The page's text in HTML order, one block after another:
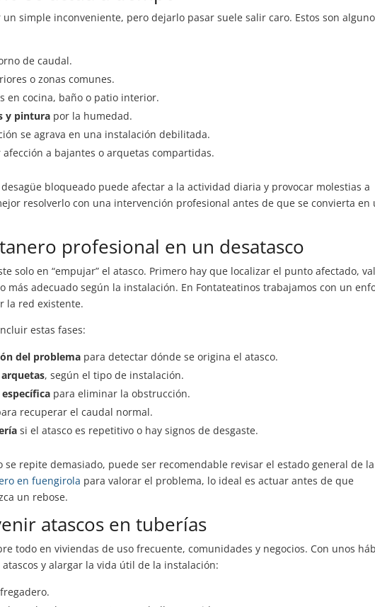
simple inconveniente, pero dejarlo pasar suele salir caro. Estos son
de caudal.
o zonas comunes.
en cocina, baño o patio interior.
y pintura por la humedad.
se agrava en una instalación debilitada.
afección a bajantes o arquetas compartidas.
bloqueado puede afectar a la actividad diaria y provocar molestias a
resolverlo con una intervención profesional antes de que se convierta en
profesional en un desatasco
solo en “empujar” el atasco. Primero hay que localizar el punto afectado,
más adecuado según la instalación. En Fontateatinos trabajamos con un
la red existente.
estas fases:
del problema para detectar dónde se origina el atasco.
, según el tipo de instalación.
para eliminar la obstrucción.
recuperar el caudal normal.
si el atasco es repetitivo o hay signos de desgaste.
se repite demasiado, puede ser recomendable revisar el estado general de la
en fuengirola para valorar el problema, lo ideal es actuar antes de que
un rebose.
atascos en tuberías
todo en viviendas de uso frecuente, comunidades y negocios. Con unos
y alargar la vida útil de la instalación: